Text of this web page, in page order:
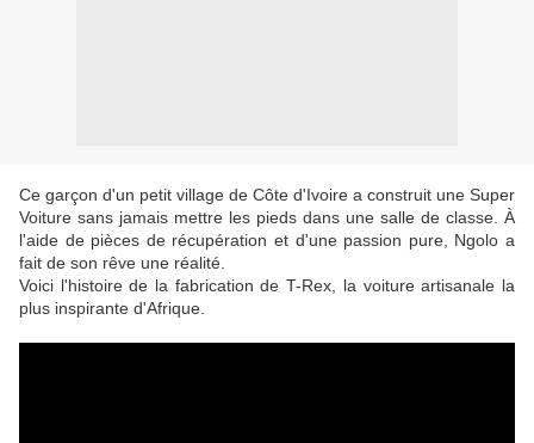
Ce garçon d'un petit village de Côte d'Ivoire a construit une Super
Voiture sans jamais mettre les pieds dans une salle de classe. À
l'aide de pièces de récupération et d'une passion pure, Ngolo a
fait de son rêve une réalité.
Voici l'histoire de la fabrication de T-Rex, la voiture artisanale la
plus inspirante d'Afrique.